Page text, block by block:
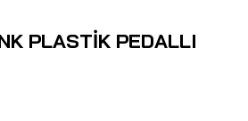
PLASTİK PEDALLI